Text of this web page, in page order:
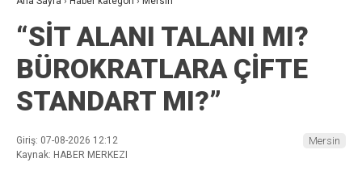
“SİT ALANI TALANI MI?
BÜROKRATLARA ÇİFTE
STANDART MI?”
Giriş: 07-08-2026 12:12
Kaynak: HABER MERKEZI
Mersin